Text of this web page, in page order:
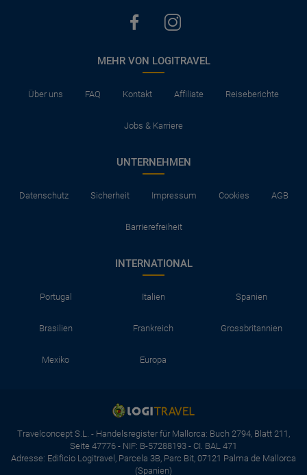
MEHR VON LOGITRAVEL
Über uns FAQ Kontakt Affiliate Reiseberichte
Jobs & Karriere
UNTERNEHMEN
Datenschutz Sicherheit Impressum Cookies AGB
Barrierefreiheit
INTERNATIONAL
Portugal Italien Spanien
Brasilien Frankreich Grossbritannien
Mexiko Europa
Travelconcept S.L. - Handelsregister für Mallorca: Buch 2794, Blatt 211,
Seite 47776 - NIF: B-57288193 - CI. BAL 471
Adresse: Edificio Logitravel, Parcela 3B, Parc Bit, 07121 Palma de Mallorca
(Spanien)